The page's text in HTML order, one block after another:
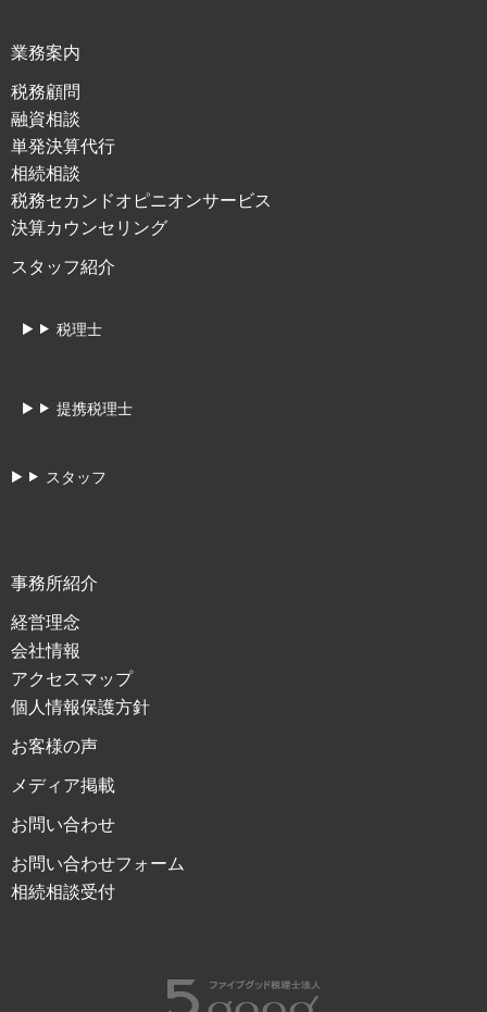
業務案内
税務顧問
融資相談
単発決算代行
相続相談
税務セカンドオピニオンサービス
決算カウンセリング
スタッフ紹介
税理士
提携税理士
スタッフ
事務所紹介
経営理念
会社情報
アクセスマップ
個人情報保護方針
お客様の声
メディア掲載
お問い合わせ
お問い合わせフォーム
相続相談受付